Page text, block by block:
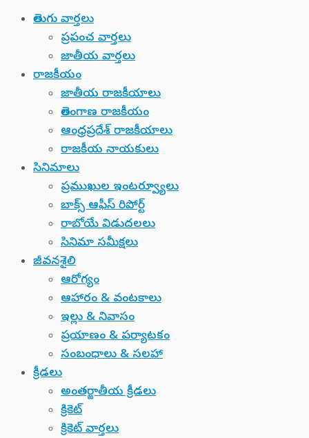
తెలుగు వార్తలు
ప్రపంచ వార్తలు
జాతీయ వార్తలు
రాజకీయం
జాతీయ రాజకీయాలు
తెలంగాణ రాజకీయం
ఆంధ్రప్రదేశ్ రాజకీయాలు
రాజకీయ నాయకులు
సినిమాలు
ప్రముఖుల ఇంటర్వ్యూలు
బాక్స్ ఆఫీస్ రిపోర్ట్
రాబోయే విడుదలలు
సినిమా సమీక్షలు
జీవనశైలి
ఆరోగ్యం
ఆహారం & వంటకాలు
ఇల్లు & నివాసం
ప్రయాణం & పర్యాటకం
సంబంధాలు & సలహా
క్రీడలు
అంతర్జాతీయ క్రీడలు
క్రికెట్
క్రికెట్ వార్తలు